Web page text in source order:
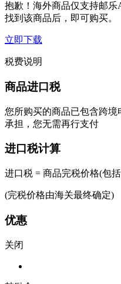
抱歉！海外商品仅支持邮乐
找到该商品后，即可购买。
立即下载
税费说明
商品进口税
您所购买的商品已包含跨
承担，您无需再行支付
进口税计算
进口税 = 商品完税价格(包
(完税价格由海关最终确定)
优惠
关闭